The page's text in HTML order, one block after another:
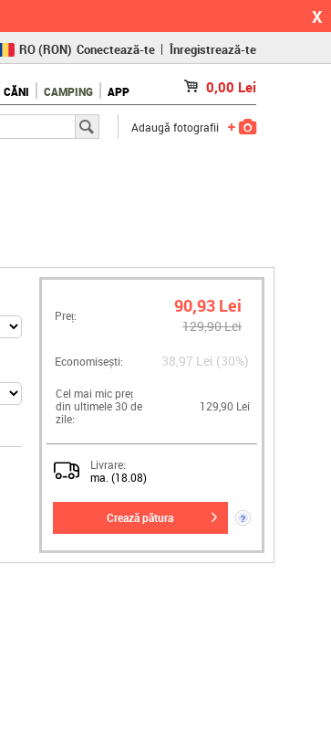
X
(KČ)
SK(€)
RO(RON) Conectează-te Înregistrează-te
CĂNI CAMPING APP 0,00 Lei
Adaugă fotografii
Preț: 90,93 Lei
129,90 Lei
Economisești: 38,97 Lei (30%)
Cel mai mic preț
din ultimele 30 de
zile:
129,90 Lei
Livrare:
ma. (18.08)
crează pătura ?